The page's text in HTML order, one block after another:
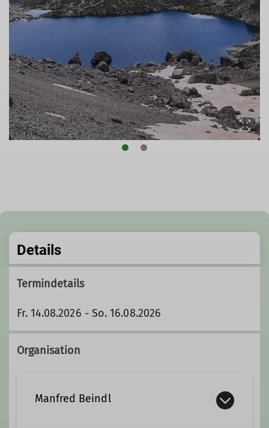
Details
Termindetails
Fr. 14.08.2026 - So. 16.08.2026
Organisation
Manfred Beindl